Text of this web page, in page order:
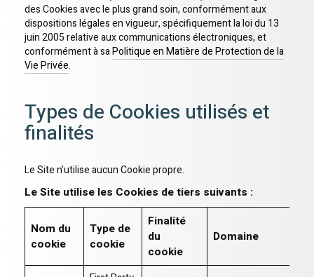
des Cookies avec le plus grand soin, conformément aux
dispositions légales en vigueur, spécifiquement la loi du 13
juin 2005 relative aux communications électroniques, et
conformément à saPolitique en Matière de Protection de la
Vie Privée.
Types de Cookies utilisés et
finalités
Le Site n’utilise aucun Cookie propre.
Le Site utilise les Cookies de tiers suivants :
Nom du
cookie
Type de
cookie
Finalité
du
cookie
Domaine